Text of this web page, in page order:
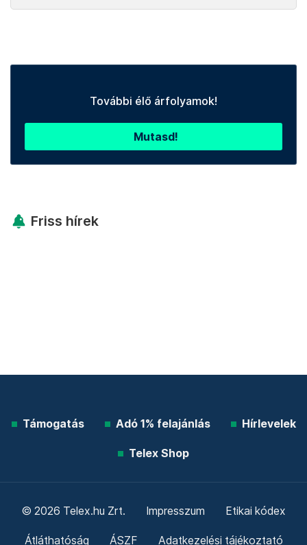
További élő árfolyamok!
Mutasd!
Friss hírek
Támogatás Adó 1% felajánlás Hírlevelek
Telex Shop
© 2026 Telex.hu Zrt. Impresszum Etikai kódex
Átláthatóság ÁSZF Adatkezelési tájékoztató